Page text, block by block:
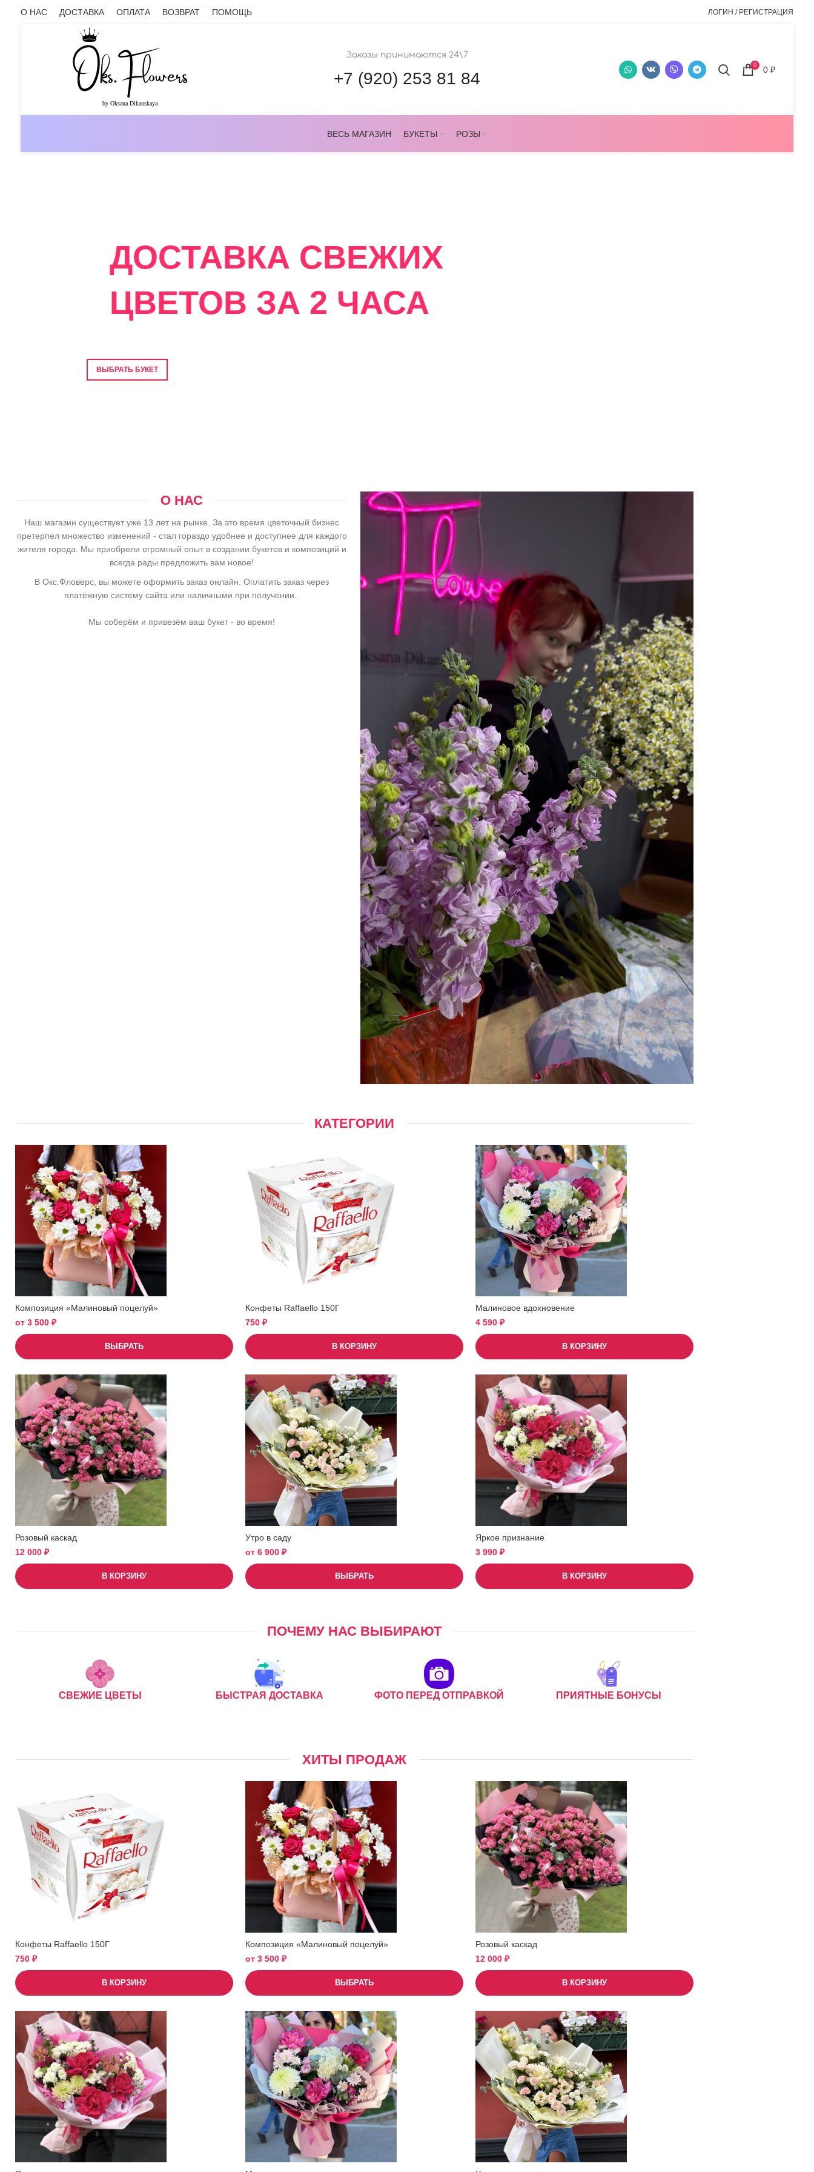
О НАС ДОСТАВКА ОПЛАТА ВОЗВРАТ ПОМОЩЬ ЛОГИН / РЕГИСТРАЦИЯ
Заказы принимаются 24\7
+7 (920) 253 81 84
0 0₽
ВЕСЬ МАГАЗИН БУКЕТЫ РОЗЫ
ДОСТАВКА СВЕЖИХ
ЦВЕТОВ ЗА 2 ЧАСА
ВЫБРАТЬ БУКЕТ
О НАС
Наш магазин существует уже 13 лет на рынке. За это время цветочный бизнес
претерпел множество изменений - стал гораздо удобнее и доступнее для каждого
жителя города. Мы приобрели огромный опыт в создании букетов и композиций и
всегда рады предложить вам новое!
В Окс.Фловерс, вы можете оформить заказ онлайн. Оплатить заказ через
платёжную систему сайта или наличными при получении.
Мы соберём и привезём ваш букет - во время!
КАТЕГОРИИ
Композиция «Малиновый поцелуй»
от 3 500 ₽
ВЫБРАТЬ
Конфеты Raffaello 150Г
750 ₽
В КОРЗИНУ
Малиновое вдохновение
4 590 ₽
В КОРЗИНУ
Розовый каскад
12 000 ₽
В КОРЗИНУ
Утро в саду
от 6 900 ₽
ВЫБРАТЬ
Яркое признание
3 990 ₽
В КОРЗИНУ
ПОЧЕМУ НАС ВЫБИРАЮТ
СВЕЖИЕ ЦВЕТЫ БЫСТРАЯ ДОСТАВКА ФОТО ПЕРЕД ОТПРАВКОЙ ПРИЯТНЫЕ БОНУСЫ
ХИТЫ ПРОДАЖ
Конфеты Raffaello 150Г
750 ₽
В КОРЗИНУ
Композиция «Малиновый поцелуй»
от 3 500 ₽
ВЫБРАТЬ
Розовый каскад
12 000 ₽
В КОРЗИНУ